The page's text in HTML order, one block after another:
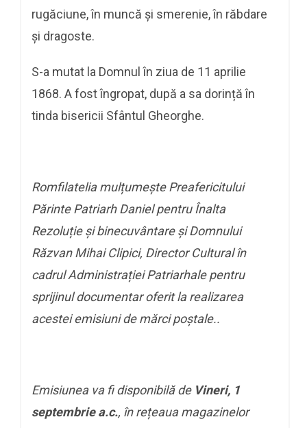
rugăciune, în muncă și smerenie, în răbdare
și dragoste.
S-a mutat la Domnul în ziua de 11 aprilie
1868. A fost îngropat, după a sa dorință în
tinda bisericii Sfântul Gheorghe.
Romfilatelia mulțumește Preafericitului
Părinte Patriarh Daniel pentru Înalta
Rezoluție și binecuvântare și Domnului
Răzvan Mihai Clipici, Director Cultural în
cadrul Administrației Patriarhale pentru
sprijinul documentar oferit la realizarea
acestei emisiuni de mărci poștale..
Emisiunea va fi disponibilă de Vineri, 1
septembrie a.c., în rețeaua magazinelor